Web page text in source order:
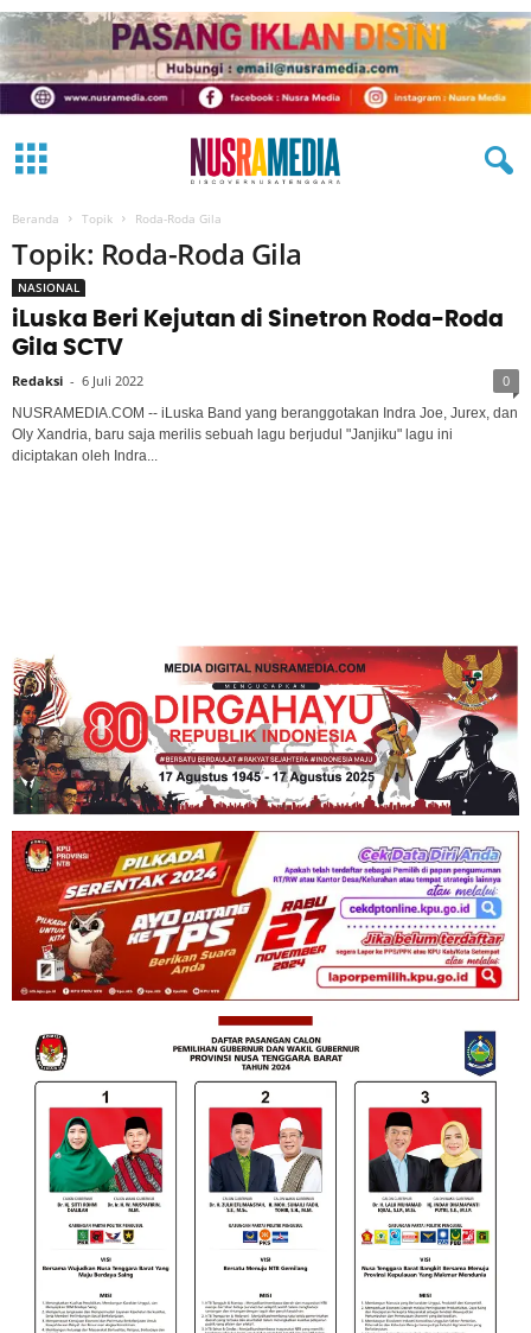
Beranda Topik Roda-Roda Gila
Topik: Roda-Roda Gila
NASIONAL
iLuska Beri Kejutan di Sinetron Roda-Roda
Gila SCTV
Redaksi - 6 Juli 2022 0
NUSRAMEDIA.COM -- iLuska Band yang beranggotakan Indra Joe, Jurex, dan
Oly Xandria, baru saja merilis sebuah lagu berjudul "Janjiku" lagu ini
diciptakan oleh Indra...